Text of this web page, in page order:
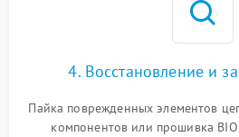
4. Восстановление и
Пайка поврежденных элементов
компонентов или прошивка